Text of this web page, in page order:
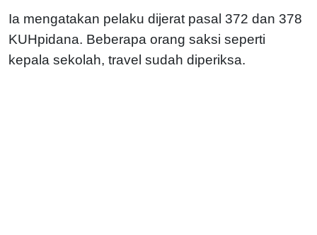
Ia mengatakan pelaku dijerat pasal 372 dan 378
KUHpidana. Beberapa orang saksi seperti
kepala sekolah, travel sudah diperiksa.